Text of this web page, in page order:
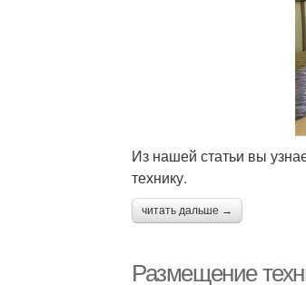
Из нашей статьи вы
технику.
читать дальше →
Размещение